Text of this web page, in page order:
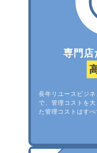
専門店
長年リユースビジ
で、管理コストを
た管理コストはす